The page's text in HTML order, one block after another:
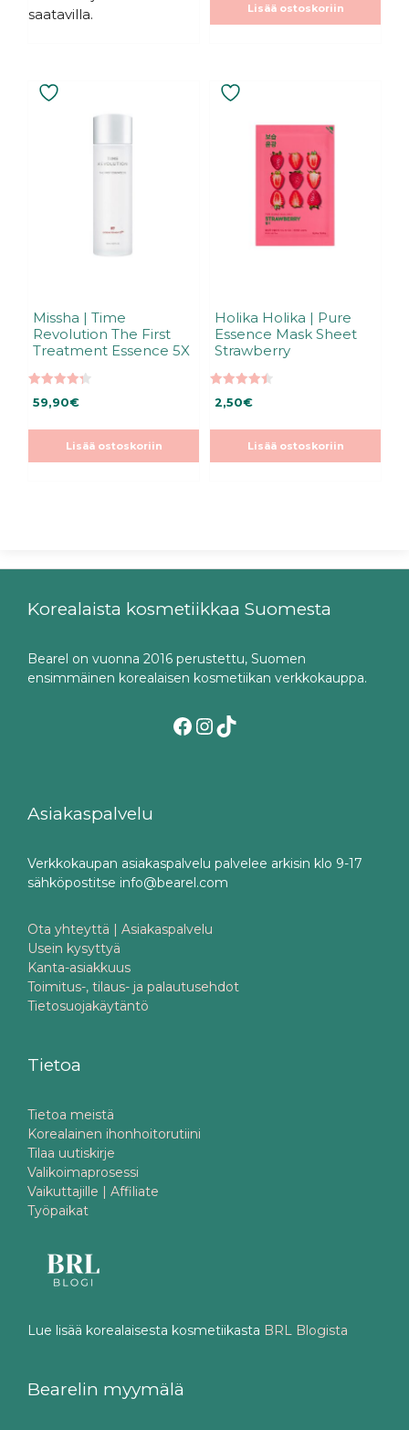
saatavilla.
Lisää ostoskoriin
Missha | Time
Revolution The First
Treatment Essence 5X
4.33
5:stä
59,90€
Lisää ostoskoriin
Holika Holika | Pure
Essence Mask Sheet
Strawberry
4.50
5:stä
2,50€
Lisää ostoskoriin
Korealaista kosmetiikkaa Suomesta
Bearel on vuonna 2016 perustettu, Suomen
ensimmäinen korealaisen kosmetiikan verkkokauppa.
Facebook
Instagram
TikTok
Asiakaspalvelu
Verkkokaupan asiakaspalvelu palvelee arkisin klo 9-17
sähköpostitse info@bearel.com
Ota yhteyttä | Asiakaspalvelu
Usein kysyttyä
Kanta-asiakkuus
Toimitus-, tilaus- ja palautusehdot
Tietosuojakäytäntö
Tietoa
Tietoa meistä
Korealainen ihonhoitorutiini
Tilaa uutiskirje
Valikoimaprosessi
Vaikuttajille | Affiliate
Työpaikat
Lue lisää korealaisesta kosmetiikasta BRL Blogista
Bearelin myymälä